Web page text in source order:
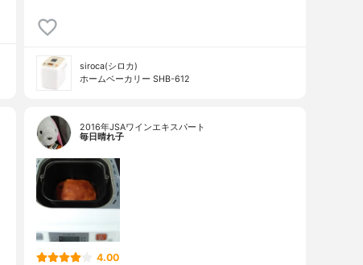
siroca(シロカ)
ホームベーカリー SHB-612
2016年JSAワインエキスパート
毎日晴れ子
4.00